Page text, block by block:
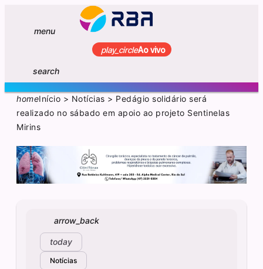
menu
play_circleAo vivo
search
homeInício > Notícias > Pedágio solidário será
realizado no sábado em apoio ao projeto Sentinelas
Mirins
arrow_back
today
Notícias